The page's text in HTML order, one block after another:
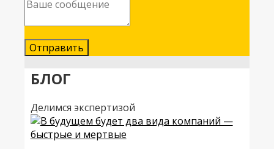
БЛОГ
Делимся экспертизой